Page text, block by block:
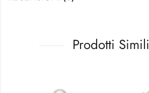
Prodotti Simili